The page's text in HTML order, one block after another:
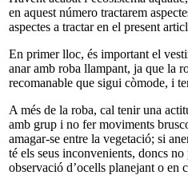
en aquest número tractarem
aspectes a tractar en el present
En primer lloc, és important el
anar amb roba llampant, ja que la
recomanable que sigui còmode, i
A més de la roba, cal tenir una
amb grup i no fer moviments
amagar-se entre la vegetació; si
té els seus inconvenients, doncs
observació d’ocells planejant o en